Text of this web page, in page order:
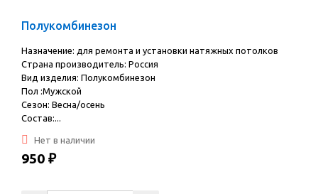
Полукомбинезон
Назначение: для ремонта и установки натяжных потолков
Страна производитель: Россия
Вид изделия: Полукомбинезон
Пол :Мужской
Сезон: Весна/осень
Состав:...
Нет в наличии
950 ₽